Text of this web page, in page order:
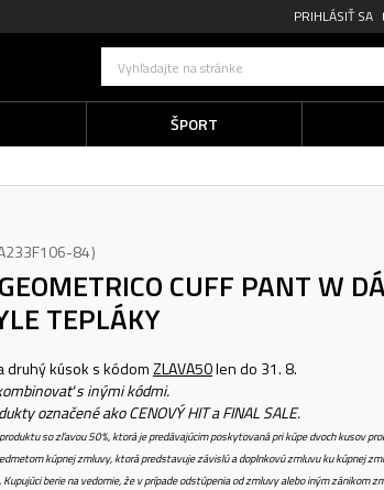
PRIHLÁSIŤ SA
Vyhľadajte na stránke
ŠPORT
84
CUFF PANT W
TEPLÁKY
druhý kúsok s kódomZLAVA50len do 31. 8.
s inými kódmi.
označené ako CENOVÝ HIT a FINAL SALE.
so zľavou 50%, ktorá je predávajúcim poskytovaná pri kúpe dvoch kusov
kúpnej zmluvy, ktorá predstavuje závislú a doplnkovú zmluvu ku kúpnej
berie na vedomie, že v prípade odstúpenia od zmluvy alebo iným zánikom